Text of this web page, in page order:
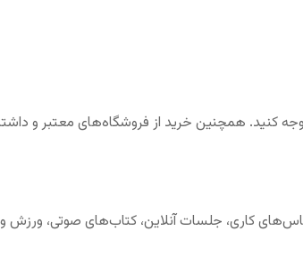
توجه کنید. همچنین خرید از فروشگاه‌های معتبر و
کاری، جلسات آنلاین، کتاب‌های صوتی، ورزش